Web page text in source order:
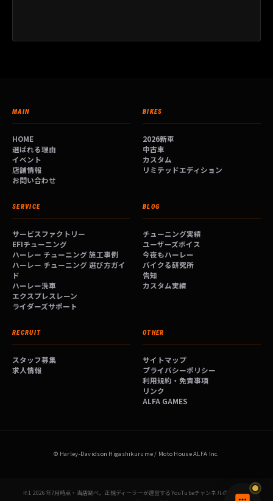
MAIN
HOME
選ばれる理由
イベント
店舗情報
お問い合わせ
BIKES
2026新車
中古車
カスタム
リミテッドエディション
SERVICE
サービスファクトリー
EFIチューニング
ハーレー チューニング 施工事例
ハーレー チューニング 選び方ガイ
ド
ハーレー洗車
エクスプレスレーン
ライダーズサポート
BLOG
チューニング実績
ユーザーズボイス
今夜もハーレー
バイクる研究所
告知
カスタム実績
RECRUIT
スタッフ募集
求人情報
OTHER
サイトマップ
プライバシーポリシー
利用規約・免責事項
リンク
ALFA GAMES
© Harley-Davidson Higashikurume / Moto House ALFA Inc.
※1 2026年7月時点・当店調べ。正規ディーラーが運営するYouTubeチャンネルの登録者数